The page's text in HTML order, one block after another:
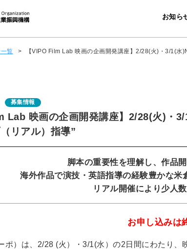
お知ら
覧 > 【VIPO Film Lab 映画の企画開発講座】2/28(火)・3/1(水
募集情報
Lab 映画の企画開発講座】2/28(火)・
リアル）指導”
脚本の重要性を理解し、作品
海外作品で演技・英語指導の経験豊かな
リアル開催により少人
お申し込みは
）は、2/28 (火）・3/1(水）の2日間にわたり、